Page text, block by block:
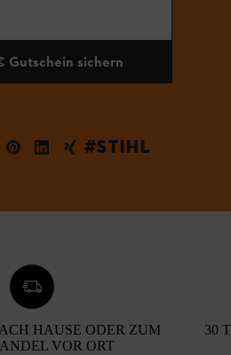
Gutschein sichern
#STIHL
HAUSE ODER ZUM
VOR ORT
30